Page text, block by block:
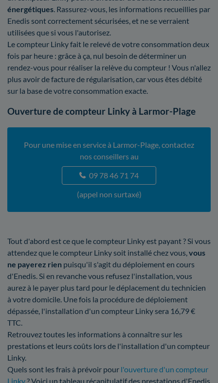
énergétiques . Rassurez-vous, les informations recueillies par
Enedis sont correctement sécurisées, et ne se verraient
utilisées que si vous l'autorisez.
Le compteur Linky fait le relevé de votre consommation deux
fois par heure : grâce à ça, nul besoin de déterminer un
rendez-vous pour réaliser la relève du compteur ! Vous n'allez
plus avoir de facture de régularisation, car vous êtes débité
sur la base de votre consommation exacte.
Ouverture de compteur Linky à Larmor-Plage
Pour une mise en service à Larmor-Plage, contactez
nos conseillers au
09 78 46 71 74
(appel non surtaxé)
Tout d'abord est ce que le compteur Linky est payant ? Si vous
attendez que le compteur Linky soit installé chez vous,vous
ne payerez rien puisqu'il s'agit du déploiement en cours
d'Enedis. Si en revanche vous refusez l'installation, vous
aurez à le payer plus tard pour le déplacement du technicien
à votre domicile. Une fois la procédure de déploiement
dépassée, l'installation d'un compteur Linky sera 16,79 €
TTC.
Retrouvez toutes les informations à connaître sur les
prestations et leurs coûts lors de l'installation d'un compteur
Linky.
Quels sont les frais à prévoir pour l'ouverture d'un compteur
Linky? Voici un tableau récapitulatif des prestations d'Enedis